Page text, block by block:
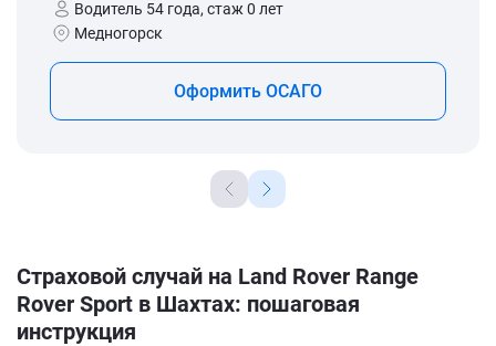
Водитель 54 года, стаж 0 лет
Медногорск
Оформить ОСАГО
Страховой случай на Land Rover Range
Rover Sport в Шахтах: пошаговая
инструкция